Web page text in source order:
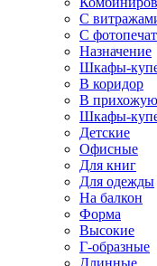
С
С
Назначение
Шкафы-
В коридор
В прихожую
Шкафы-
Детские
Офисные
Для книг
Для одежды
На балкон
Форма
Высокие
Г-образные
Длинные